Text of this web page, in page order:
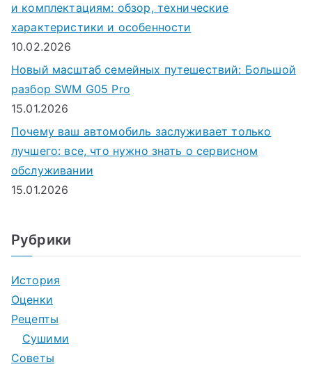
и комплектациям: обзор, технические
характеристики и особенности
10.02.2026
Новый масштаб семейных путешествий: Большой
разбор SWM G05 Pro
15.01.2026
Почему ваш автомобиль заслуживает только
лучшего: все, что нужно знать о сервисном
обслуживании
15.01.2026
Рубрики
История
Оценки
Рецепты
Сушими
Советы